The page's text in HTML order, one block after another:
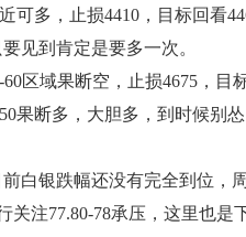
可多，止损4410，目标回看
见到肯定是要多一次。
区域果断空，止损4675，目
果断多，大胆多，到时候别
白银跌幅还没有完全到位，
关注77.80-78承压，这里也是